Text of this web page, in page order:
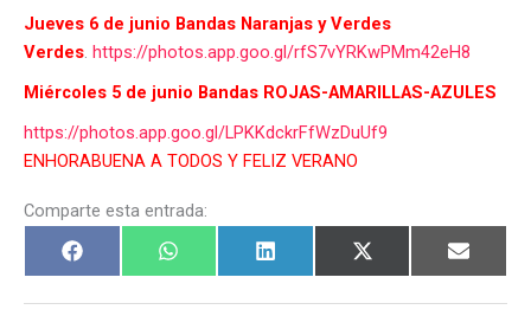
Jueves 6 de junio Bandas Naranjas y Verdes
Verdes https://photos.app.goo.gl/rfS7vYRKwPMm42eH8
Miércoles 5 de junio Bandas ROJAS-AMARILLAS-AZULES
https://photos.app.goo.gl/LPKKdckrFfWzDuUf9
ENHORABUENA A TODOS Y FELIZ VERANO
Comparte esta entrada: